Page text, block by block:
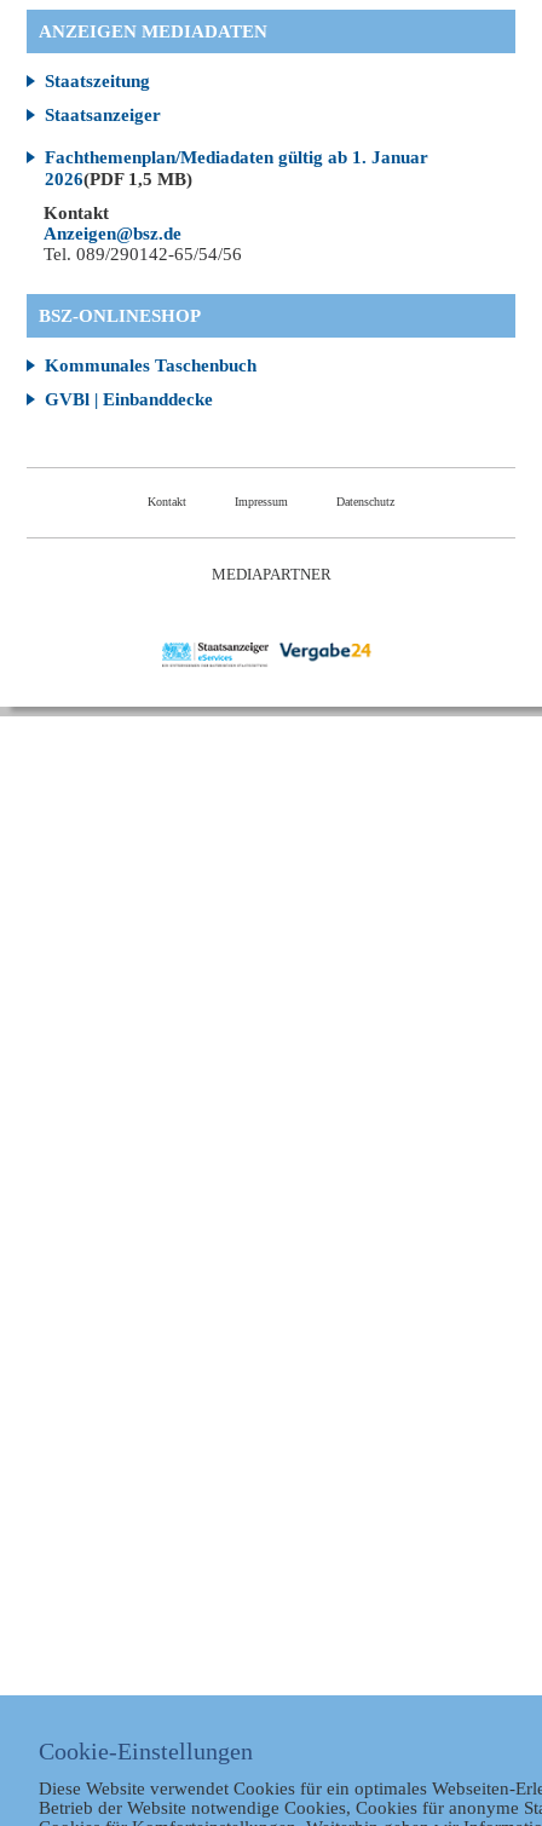
ANZEIGEN MEDIADATEN
Staatszeitung
Staatsanzeiger
Fachthemenplan/Mediadaten gültig ab 1. Januar
2026(PDF 1,5 MB)
Kontakt
Anzeigen@bsz.de
Tel. 089/290142-65/54/56
BSZ-ONLINESHOP
Kommunales Taschenbuch
GVBl | Einbanddecke
Kontakt Impressum Datenschutz
MEDIAPARTNER
Cookie-Einstellungen
Diese Website verwendet Cookies für ein optimales Webseiten-
Betrieb der Website notwendige Cookies, Cookies für anonyme